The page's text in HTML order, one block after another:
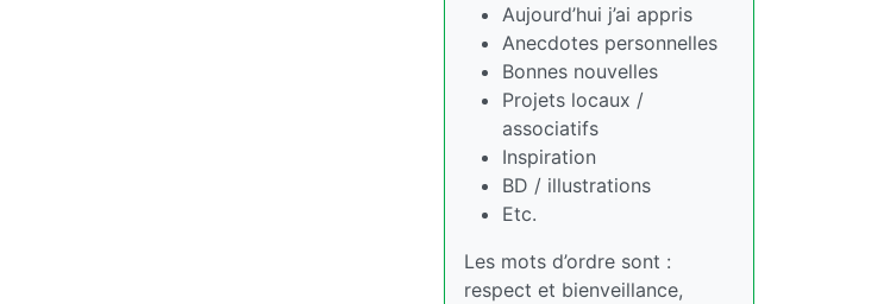
Aujourd’hui j’ai appris
Anecdotes personnelles
Bonnes nouvelles
Projets locaux /
associatifs
Inspiration
BD / illustrations
Etc.
Les mots d’ordre sont :
respect et bienveillance,